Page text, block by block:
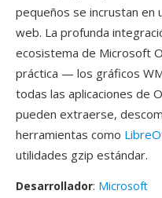
pequeños se incrustan en
web. La profunda
ecosistema de Microsoft
práctica — los gráficos
todas las aplicaciones de
pueden extraerse,
herramientas como
utilidades gzip estándar.
Desarrollador: Microsoft